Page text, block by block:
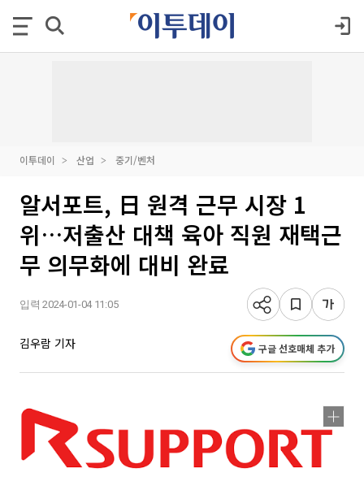
이투데이 산업 중기/벤처
알서포트, 日 원격 근무 시장 1
위…저출산 대책 육아 직원 재택근
무 의무화에 대비 완료
입력 2024-01-04 11:05
김우람 기자 구글 선호매체 추가